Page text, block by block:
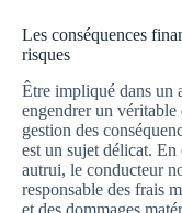
Les conséquences
risques
Être impliqué dans un
engendrer un véritable
gestion des
est un sujet délicat. En
autrui, le conducteur
responsable des frais
et des dommages